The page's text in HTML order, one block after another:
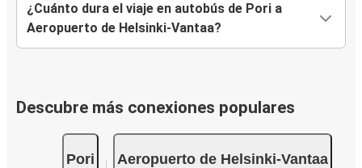
¿Cuánto dura el viaje en autobús de Pori a
Aeropuerto de Helsinki-Vantaa?
Descubre más conexiones populares
Pori Aeropuerto de Helsinki-Vantaa